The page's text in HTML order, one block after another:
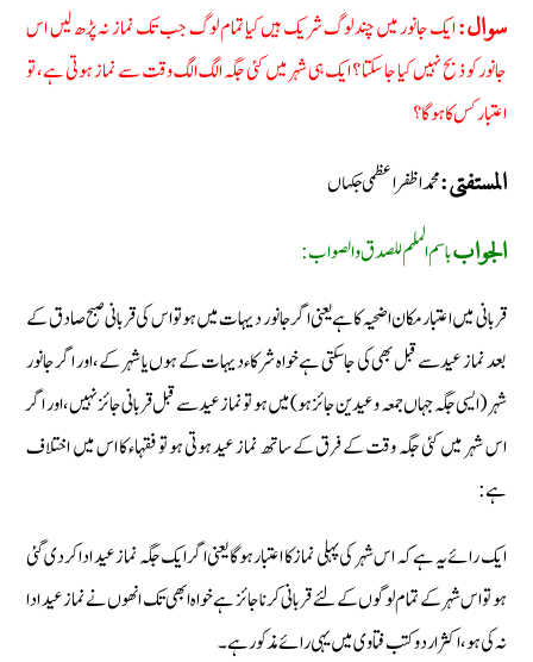
سوال:ایک جانور میں چند لوگ شریک ہیں کیا تمام لوگ جب تک نماز نہ پڑھ لیں اس
جانور کو ذبح نہیں کیا جا سکتا ؟ ایک ہی شہر میں کئی جگہ الگ الگ وقت سے نماز ہوتی ہے، تو
اعتبار کس کا ہوگا ؟
المستفتی:محمد اظفر اعظمی جکہاں
الجوابباسم الملہم للصدق والصواب:
قربانی میں اعتبار مکان اضحیہ کا ہے یعنی اگر جانور دیہات میں ہو تو اس کی قربانی صبح صادق کے
بعد نماز عید سے قبل بھی کی جاسکتی ہے خواہ شرکاء دیہات کے ہوں یا شہر کے، اور اگر جانور
شہر (ایسی جگہ جہاں جمعہ وعیدین جائز ہو) میں ہو تو نماز عید سے قبل قربانی جائز نہیں، اور اگر
اس شہر میں کئی جگہ وقت کے فرق کے ساتھ نماز عید ہوتی ہو تو فقہاء کا اس میں اختلاف
ہے:
ایک رائے یہ ہے کہ اس شہر کی پہلی نماز کا اعتبار ہوگا یعنی اگر ایک جگہ نماز عید ادا کردی گئی
ہو تو اس شہر کے تمام لوگوں کے لئے قربانی کرنا جائز ہے خواہ ابھی تک انھوں نے نماز عید ادا
نہ کی ہو، اکثر اردو کتب فتاوی میں یہی رائے مذکور ہے۔